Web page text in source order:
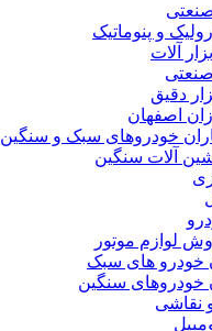
صنعتی
و پنوماتیک
آلات
دقیق
اصفهان
خودروهای سبک و سنگین
آلات سنگین
لوازم موتور
خودرو های سبک
خودروهای سنگین
نقاشی